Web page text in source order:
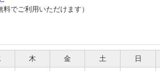
でご利用いただけます）
木 金 土 日